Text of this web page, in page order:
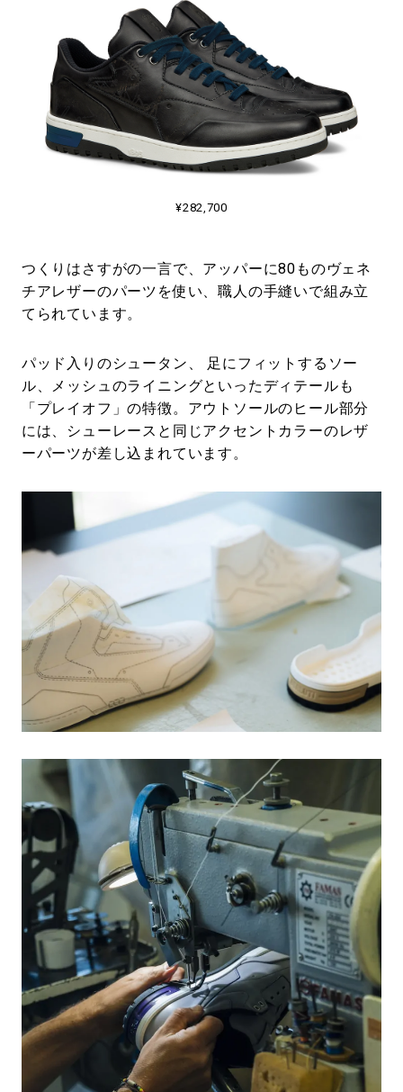
¥282,700
つくりはさすがの一言で、アッパーに80ものヴェネ
チアレザーのパーツを使い、職人の手縫いで組み立
てられています。
パッド入りのシュータン、 足にフィットするソー
ル、メッシュのライニングといったディテールも
「プレイオフ」の特徴。アウトソールのヒール部分
には、シューレースと同じアクセントカラーのレザ
ーパーツが差し込まれています。